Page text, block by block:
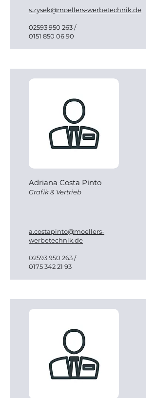
s.zysek@moellers-werbetechnik.de
02593 950 263/
0151 850 06 90
Adriana Costa Pinto
Grafik & Vertrieb
a.costapinto@moellers-
werbetechnik.de
02593 950 263/
0175 342 21 93